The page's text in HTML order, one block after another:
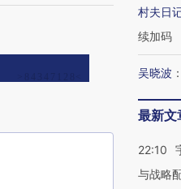
村夫日
续加码
吴晓波 ：
最新文
22:10
与战略